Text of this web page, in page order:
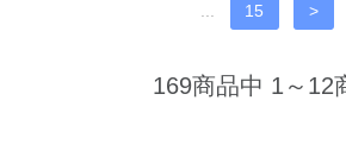
15 >
169商品中 1～12